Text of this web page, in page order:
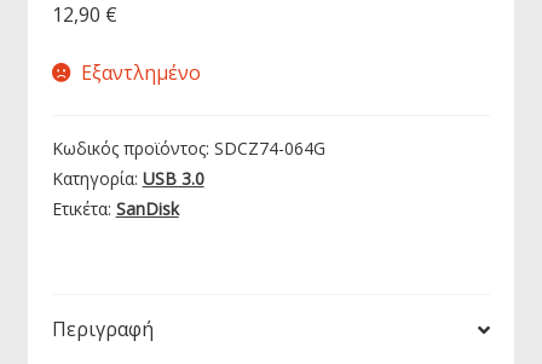
12,90 €
Εξαντλημένο
Κωδικός προϊόντος: SDCZ74-064G
Κατηγορία: USB 3.0
Ετικέτα: SanDisk
Περιγραφή